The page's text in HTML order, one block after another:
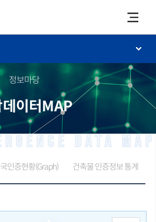
정보마당
이터MAP
Data MAP
인증현황(Graph) 건축물 인증정보 통계